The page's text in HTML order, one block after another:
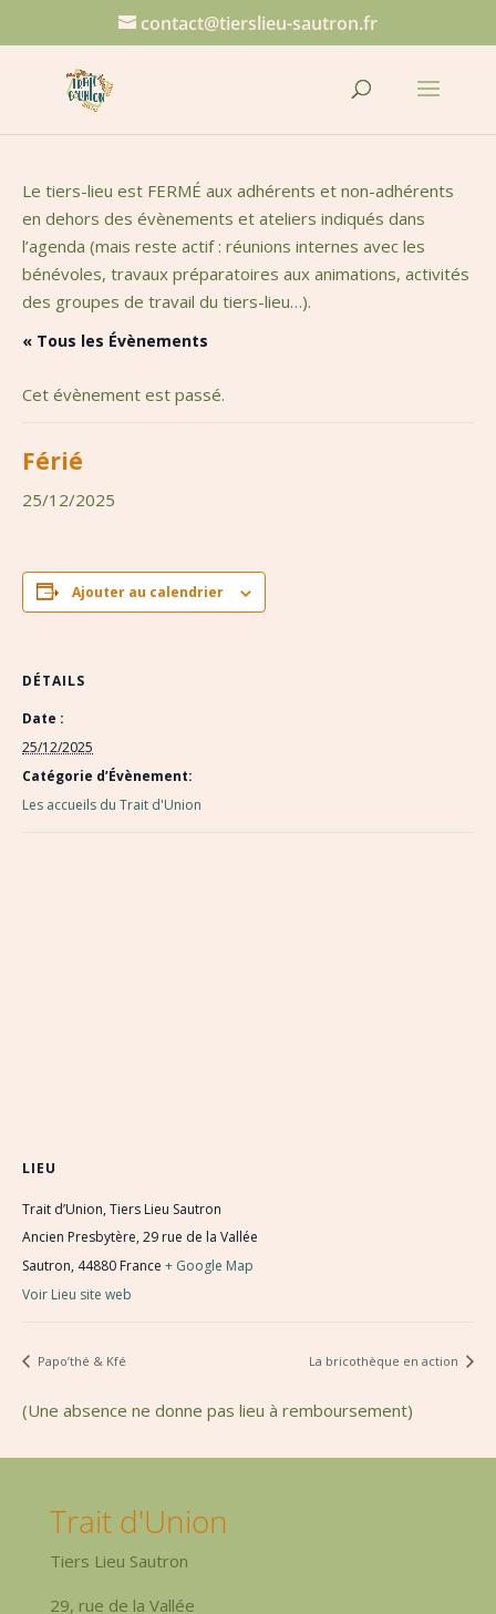
contact@tierslieu-sautron.fr
Le tiers-lieu est FERMÉ aux adhérents et non-adhérents
en dehors des évènements et ateliers indiqués dans
l’agenda (mais reste actif : réunions internes avec les
bénévoles, travaux préparatoires aux animations, activités
des groupes de travail du tiers-lieu…).
« Tous les Évènements
Cet évènement est passé.
Férié
25/12/2025
Ajouter au calendrier
DÉTAILS
Date :
25/12/2025
Catégorie d’Évènement:
Les accueils du Trait d'Union
LIEU
Trait d’Union, Tiers Lieu Sautron
Ancien Presbytère, 29 rue de la Vallée
Sautron, 44880 France + Google Map
Voir Lieu site web
Papo’thé & Kfé La bricothèque en action
(Une absence ne donne pas lieu à remboursement)
Trait d'Union
Tiers Lieu Sautron
29, rue de la Vallée